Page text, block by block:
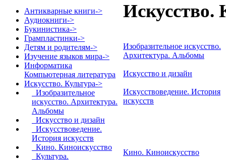
Антикварные книги->
Аудиокниги->
Букинистика->
Грампластинки->
Детям и родителям->
Изучение языков мира->
Информатика
Компьютерная литература
Искусство. Культура->
Изобразительное
искусство. Архитектура.
Альбомы
Искусство и дизайн
Искусствоведение.
История искусств
Кино. Киноискусство
Культура.
Искусство.
Изобразительное искусство.
Архитектура. Альбомы
Искусство и дизайн
Искусствоведение. История
искусств
Кино. Киноискусство